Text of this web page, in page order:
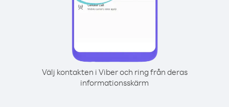
Välj kontakten i Viber och ring från deras
informationsskärm